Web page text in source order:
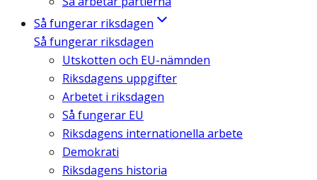
Så fungerar riksdagen
Så fungerar riksdagen
Utskotten och EU-nämnden
Riksdagens uppgifter
Arbetet i riksdagen
Så fungerar EU
Riksdagens internationella arbete
Demokrati
Riksdagens historia